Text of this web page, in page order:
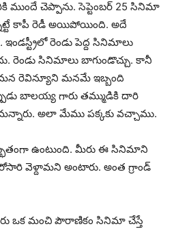
ముందే చెప్పాను. సెప్టెంబర్ 25 సినిమా
కాపీ రెడీ అయిపోయింది. అదే
రెండు పెద్ద సినిమాలు
రెండు సినిమాలు బాగుండొచ్చు. కానీ
రెవిన్యూని మనమే ఇబ్బంది
బాలయ్య గారు తమ్ముడికి దారి
అలా మేము పక్కకు వచ్చాము.
ఉంటుంది. మీరు ఈ సినిమాని
వెళ్దామని అంటారు. అంత గ్రాండ్
ఒక మంచి పౌరాణికం సినిమా చేస్తే